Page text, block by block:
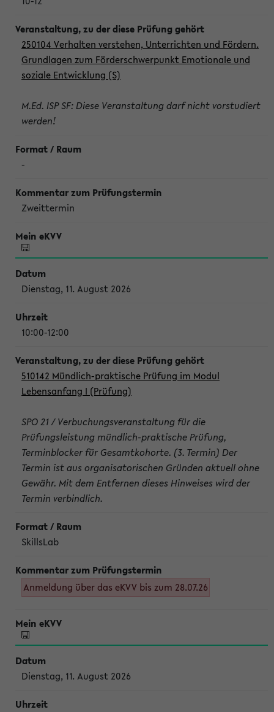
250104 Verhalten verstehen, Unterrichten und Fördern.
Grundlagen zum Förderschwerpunkt Emotionale und
soziale Entwicklung (S)
M.Ed. ISP SF: Diese Veranstaltung darf nicht vorstudiert
werden!
-
Zweittermin
Dienstag, 11. August 2026
10:00-12:00
510142 Mündlich-praktische Prüfung im Modul
Lebensanfang I (Prüfung)
SPO 21 / Verbuchungsveranstaltung für die
Prüfungsleistung mündlich-praktische Prüfung,
Terminblocker für Gesamtkohorte. (3. Termin) Der
Termin ist aus organisatorischen Gründen aktuell ohne
Gewähr. Mit dem Entfernen dieses Hinweises wird der
Termin verbindlich.
SkillsLab
Anmeldung über das eKVV bis zum 28.07.26
Dienstag, 11. August 2026